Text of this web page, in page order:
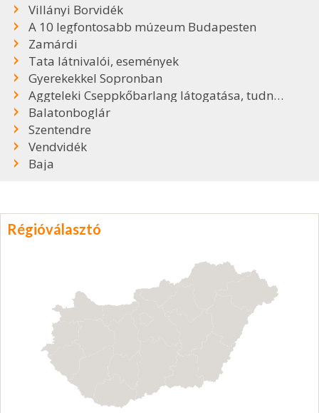
Villányi Borvidék
A 10 legfontosabb múzeum Budapesten
Zamárdi
Tata látnivalói, események
Gyerekekkel Sopronban
Aggteleki Cseppkőbarlang látogatása, tudnivalók
Balatonboglár
Szentendre
Vendvidék
Baja
Régióválasztó